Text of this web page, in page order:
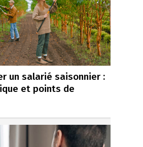
un salarié saisonnier :
et points de